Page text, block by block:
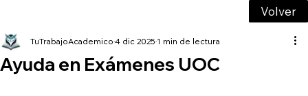
Volver
Ayuda en Exámenes UOC
TuTrabajoAcademico 4 dic 2025 1 min de lectura